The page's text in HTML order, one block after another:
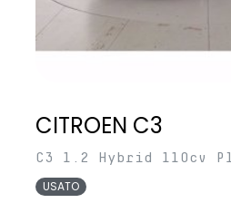
CITROEN C3
C3 1.2 Hybrid 110cv
USATO